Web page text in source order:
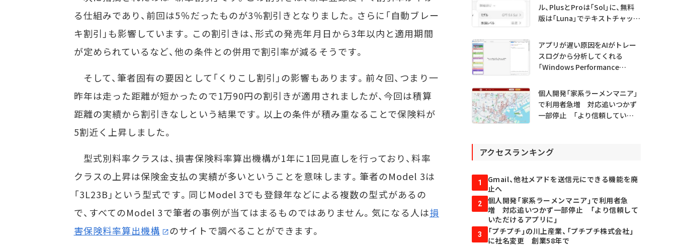
る仕組みであり、前回は5％だったものが3％割引きとなりました。さらに「自動ブレー
キ割引」も影響しています。この割引きは、形式の発売年月日から3年以内と適用期間
が定められているなど、他の条件との併用で割引率が減るそうです。
そして、筆者固有の要因として「くりこし割引」の影響もあります。前々回、つまり一
昨年は走った距離が短かったので1万90円の割引きが適用されましたが、今回は積算
距離の実績から割引きなしという結果です。以上の条件が積み重なることで保険料が
5割近く上昇しました。
型式別料率クラスは、損害保険料率算出機構が1年に1回見直しを行っており、料率
クラスの上昇は保険金支払の実績が多いということを意味します。筆者のModel 3は
「3L23B」という型式です。同じModel 3でも登録年などによる複数の型式があるの
で、すべてのModel 3で筆者の事例が当てはまるものではありません。気になる人は損
害保険料率算出機構
のサイトで調べることができます。
ル、PlusとProは「Sol」に、無料
版は「Luna」でテキストチャット
アプリが遅い原因をAIがトレー
スログから分析してくれる
「Windows Performance
プレビュー公開
個人開発「家系ラーメンマニア」
で利用者急増 対応追いつかず
一部停止 「より信頼していた
アクセスランキング
1
Gmail、他社メアドを送信元にできる機能を廃
止へ
2
個人開発「家系ラーメンマニア」で利用者急
増 対応追いつかず一部停止 「より信頼して
いただけるアプリに」
3
「プチプチ」の川上産業、「プチプチ株式会社」
に社名変更 創業58年で